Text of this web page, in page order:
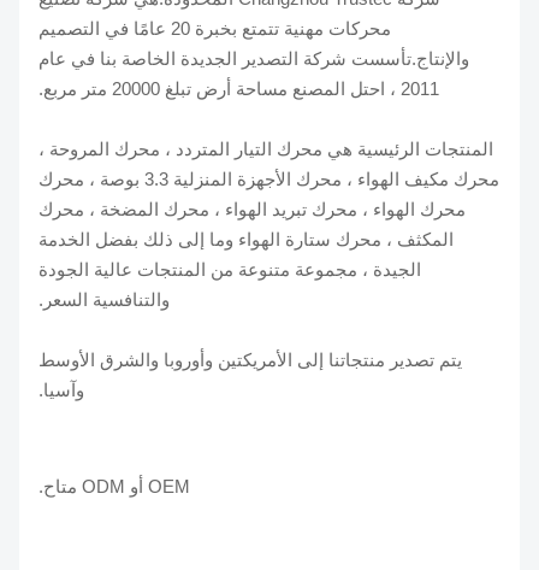
محركات مهنية تتمتع بخبرة 20 عامًا في التصميم
والإنتاج.تأسست شركة التصدير الجديدة الخاصة بنا في عام
المنتجات الرئيسية هي محرك التيار المتردد ، محرك المروحة ،
محرك مكيف الهواء ، محرك الأجهزة المنزلية 3.3 بوصة ، محرك
محرك الهواء ، محرك تبريد الهواء ، محرك المضخة ، محرك
المكثف ، محرك ستارة الهواء وما إلى ذلك بفضل الخدمة
الجيدة ، مجموعة متنوعة من المنتجات عالية الجودة
والتنافسية السعر.
يتم تصدير منتجاتنا إلى الأمريكتين وأوروبا والشرق الأوسط
وآسيا.
OEM أو ODM متاح.